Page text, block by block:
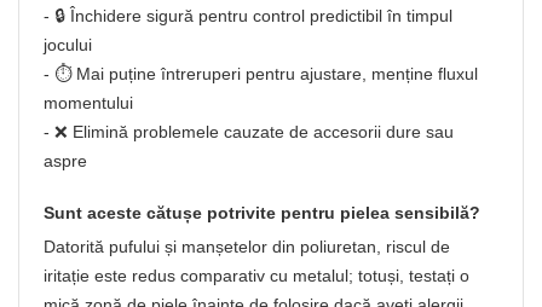
- 🔒 Închidere sigură pentru control predictibil în timpul
jocului
- ⏱️ Mai puține întreruperi pentru ajustare, menține fluxul
momentului
- ❌ Elimină problemele cauzate de accesorii dure sau
aspre
Sunt aceste cătușe potrivite pentru pielea sensibilă?
Datorită pufului și manșetelor din poliuretan, riscul de
iritație este redus comparativ cu metalul; totuși, testați o